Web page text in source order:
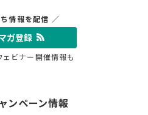
情報を配信 ／
ガ登録
ビナー開催情報も
ンペーン情報